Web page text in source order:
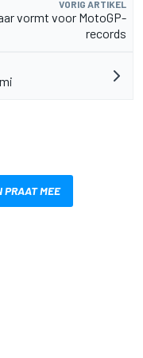
VORIG ARTIKEL
vormt voor MotoGP-
records
MEE